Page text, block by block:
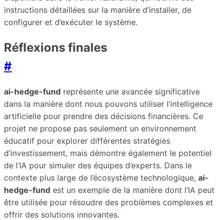
instructions détaillées sur la manière d’installer, de
configurer et d’exécuter le système.
Réflexions finales
#
ai-hedge-fund représente une avancée significative
dans la manière dont nous pouvons utiliser l’intelligence
artificielle pour prendre des décisions financières. Ce
projet ne propose pas seulement un environnement
éducatif pour explorer différentes stratégies
d’investissement, mais démontre également le potentiel
de l’IA pour simuler des équipes d’experts. Dans le
contexte plus large de l’écosystème technologique, ai-
hedge-fund est un exemple de la manière dont l’IA peut
être utilisée pour résoudre des problèmes complexes et
offrir des solutions innovantes.